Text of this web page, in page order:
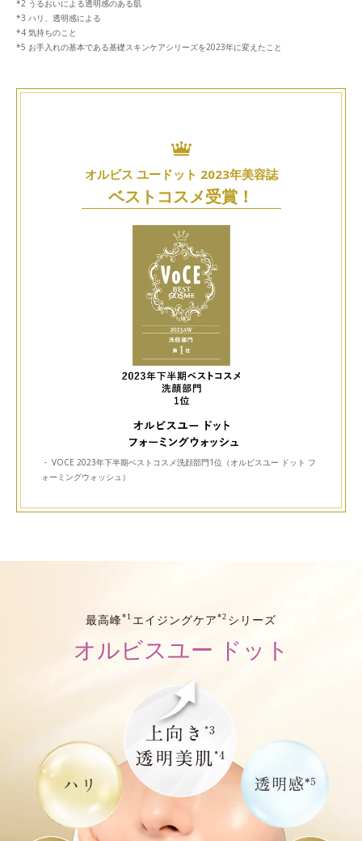
うるおいによる透明感のある肌
ハリ、透明感による
気持ちのこと
お手入れの基本である基礎スキンケアシリーズを2023年に変えたこと
オルビス ユードット 2023年美容誌
ベストコスメ受賞！
・ VOCE 2023年下半期ベストコスメ洗顔部門1位（オルビスユー ドット フ
ォーミングウォッシュ）
最高峰*1 エイジングケア*2 シリーズ
オルビスユー ドット